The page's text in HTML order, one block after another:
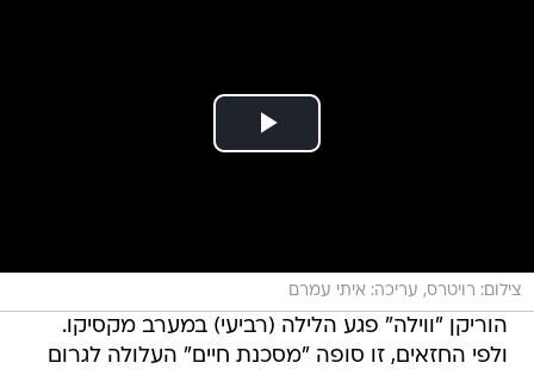
צילום: רויטרס, עריכה: איתי עמרם
הוריקן "ווילה" פגע הלילה (רביעי) במערב מקסיקו.
ולפי החזאים, זו סופה "מסכנת חיים" העלולה לגרום